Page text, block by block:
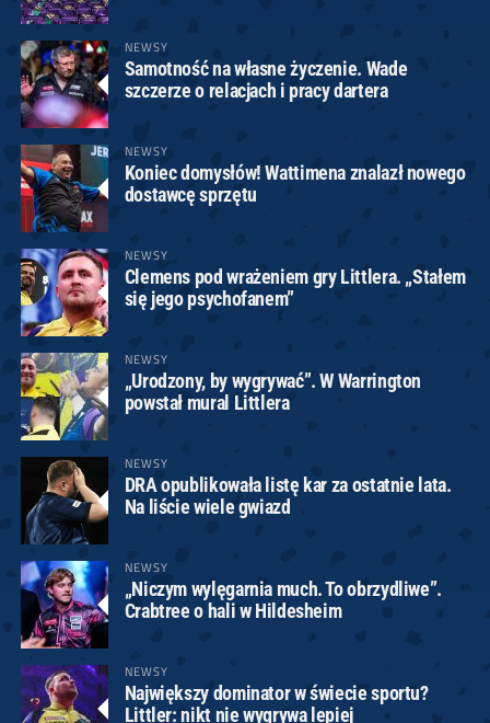
NEWSY
Samotność na własne życzenie. Wade
szczerze o relacjach i pracy dartera
NEWSY
Koniec domysłów! Wattimena znalazł nowego
dostawcę sprzętu
NEWSY
Clemens pod wrażeniem gry Littlera. „Stałem
się jego psychofanem”
NEWSY
„Urodzony, by wygrywać”. W Warrington
powstał mural Littlera
NEWSY
DRA opublikowała listę kar za ostatnie lata.
Na liście wiele gwiazd
NEWSY
„Niczym wylęgarnia much. To obrzydliwe”.
Crabtree o hali w Hildesheim
NEWSY
Największy dominator w świecie sportu?
Littler: nikt nie wygrywa lepiej